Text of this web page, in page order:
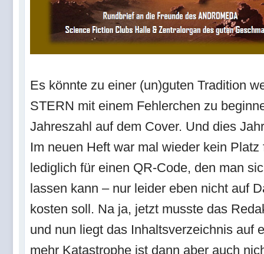
Es könnte zu einer (un)guten Tradition
STERN mit einem Fehlerchen zu
Jahreszahl auf dem Cover. Und dies
Im neuen Heft war mal wieder kein
lediglich für einen QR-Code, den man
lassen kann – nur leider eben nicht auf
kosten soll. Na ja, jetzt musste das
und nun liegt das Inhaltsverzeichnis auf
mehr Katastrophe ist dann aber auch